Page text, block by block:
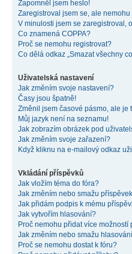
Zapomněl jsem heslo!
Zaregistroval jsem se, ale
V minulosti jsem se zaregistroval,
Co znamená COPPA?
Proč se nemohu registrovat?
Co dělá odkaz „Smazat všechny
Uživatelská nastavení
Jak změním svoje nastavení?
Časy jsou špatně!
Změnil jsem časové pásmo, ale je
Můj jazyk není na seznamu!
Jak zobrazím obrázek pod
Jak změním svoje zařazení?
Když kliknu na e-mailový odkaz
Vkládání příspěvků
Jak vložím téma do fóra?
Jak změním nebo smažu
Jak přidám podpis k mému
Jak vytvořím hlasování?
Proč nemohu přidat více možností
Jak změním nebo smažu
Proč se nemohu dostat k fóru?